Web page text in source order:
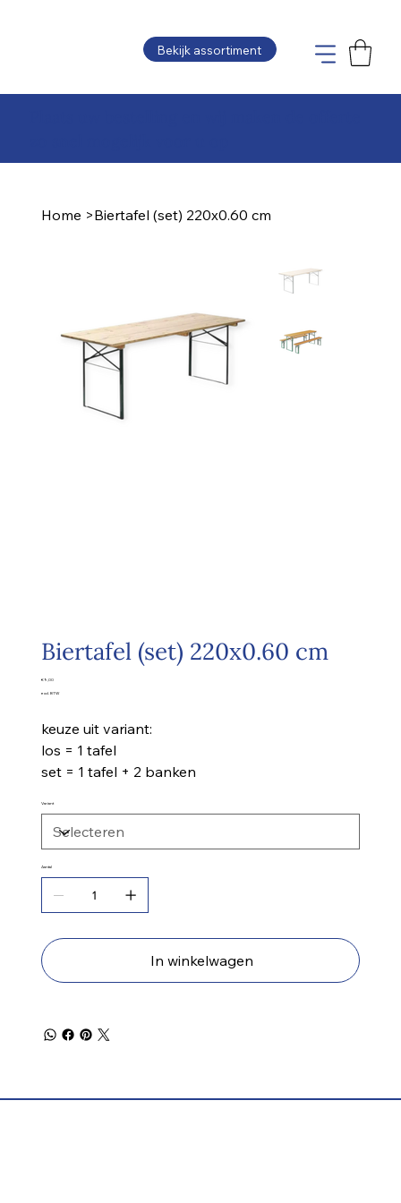
Bekijk assortiment
Home >Biertafel (set) 220x0.60 cm
Biertafel (set) 220x0.60 cm
Prijs
€ 9,00
excl. BTW
keuze uit variant:
los = 1 tafel
set = 1 tafel + 2 banken
Variant
Aantal
In winkelwagen